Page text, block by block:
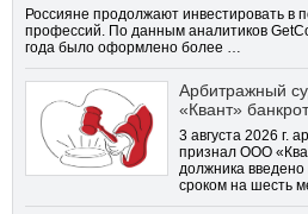
Россияне продолжают инвестировать в
профессий. По данным аналитиков
года было оформлено более …
Арбитражный
«Квант»
3 августа 2026 г.
признал ООО
должника введено
сроком на шесть